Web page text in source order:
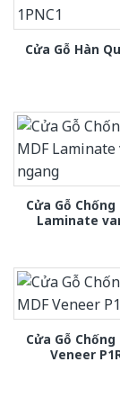
Cửa Gỗ Hàn
Cửa Gỗ Chống
Laminate
Cửa Gỗ Chống
Veneer